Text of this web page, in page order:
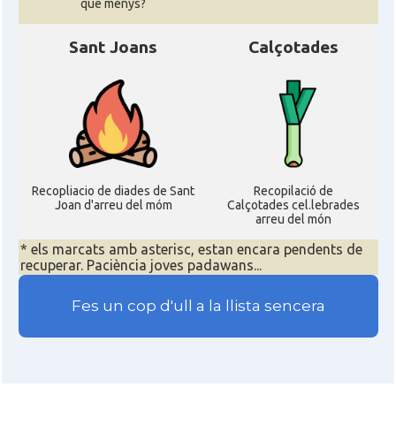
que menys?
Sant Joans
Recopliacio de diades de Sant
Joan d'arreu del móm
Calçotades
Recopilació de
Calçotades cel.lebrades
arreu del món
* els marcats amb asterisc, estan encara pendents de
recuperar. Paciència joves padawans...
Fes un cop d'ull a la llista sencera